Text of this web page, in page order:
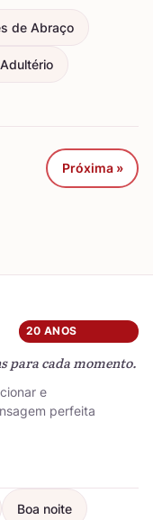
de Abraço
Próxima »
20 ANOS
para cada momento.
e
perfeita
Boa noite